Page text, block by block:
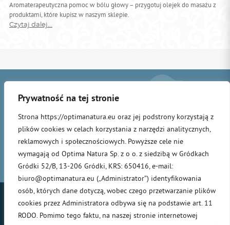
Prywatność na tej stronie
Strona https://optimanatura.eu oraz jej podstrony korzystają z
plików cookies w celach korzystania z narzędzi analitycznych,
reklamowych i społecznościowych. Powyższe cele nie
wymagają od Optima Natura Sp. z o o. z siedzibą w Gródkach
Gródki 52/B, 13-206 Gródki, KRS: 650416, e-mail:
biuro@optimanatura.eu („Administrator”) identyfikowania
osób, których dane dotyczą, wobec czego przetwarzanie plików
cookies przez Administratora odbywa się na podstawie art. 11
RODO. Pomimo tego faktu, na naszej stronie internetowej
Aromaterapeutyczna pomoc w bólu głowy – przygotuj olejek do masażu z
produktami, które kupisz w naszym sklepie.
Czytaj dalej...
STRONA
GŁÓWNAPRODUKTYMISJAINSPIRACJEAKTUALNOŚCI OLEJEK
DEUTSCH
ENGLISH ITALIANO POLSKI